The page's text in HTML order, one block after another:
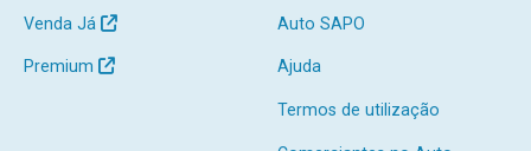
Venda Já
Premium
Auto SAPO
Ajuda
Termos de utilização